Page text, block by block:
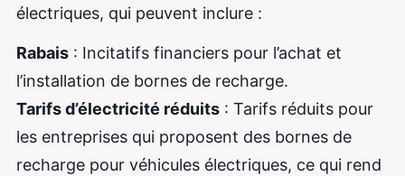
électriques, qui peuvent inclure :
Rabais : Incitatifs financiers pour l’achat et
l’installation de bornes de recharge.
Tarifs d’électricité réduits : Tarifs réduits pour
les entreprises qui proposent des bornes de
recharge pour véhicules électriques, ce qui rend